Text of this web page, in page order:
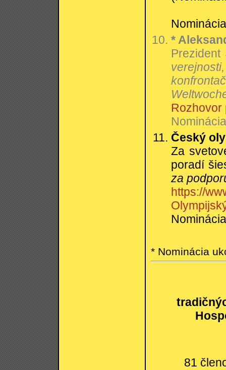
*
Rozhovor
Český
Za
poradí
za
https://
* Nominácia
81